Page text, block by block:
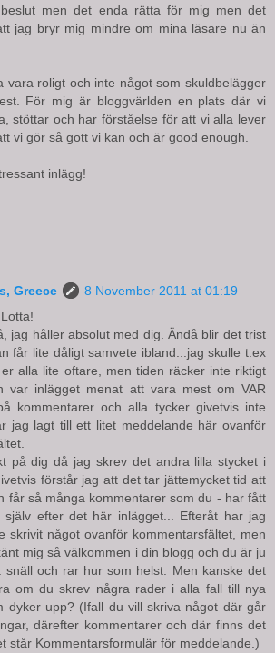
men det enda rätta för mig men det
jag bryr mig mindre om mina läsare nu än
vara roligt och inte något som skuldbelägger
För mig är bloggvärlden en plats där vi
stöttar och har förståelse för att vi alla lever
vi gör så gott vi kan och är good enough.
inlägg!
Greece
8 November 2011 at 01:19
jag håller absolut med dig. Ändå blir det trist
får lite dåligt samvete ibland...jag skulle t.ex
alla lite oftare, men tiden räcker inte riktigt
var inlägget menat att vara mest om VAR
kommentarer och alla tycker givetvis inte
jag lagt till ett litet meddelande här ovanför
på dig då jag skrev det andra lilla stycket i
förstår jag att det tar jättemycket tid att
får så många kommentarer som du - har fått
själv efter det här inlägget... Efteråt har jag
skrivit något ovanför kommentarsfältet, men
mig så välkommen i din blogg och du är ju
snäll och rar hur som helst. Men kanske det
om du skrev några rader i alla fall till nya
dyker upp? (Ifall du vill skriva något där går
därefter kommentarer och där finns det
står Kommentarsformulär för meddelande.)